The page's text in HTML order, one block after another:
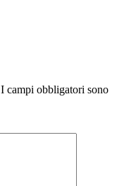
I campi obbligatori sono